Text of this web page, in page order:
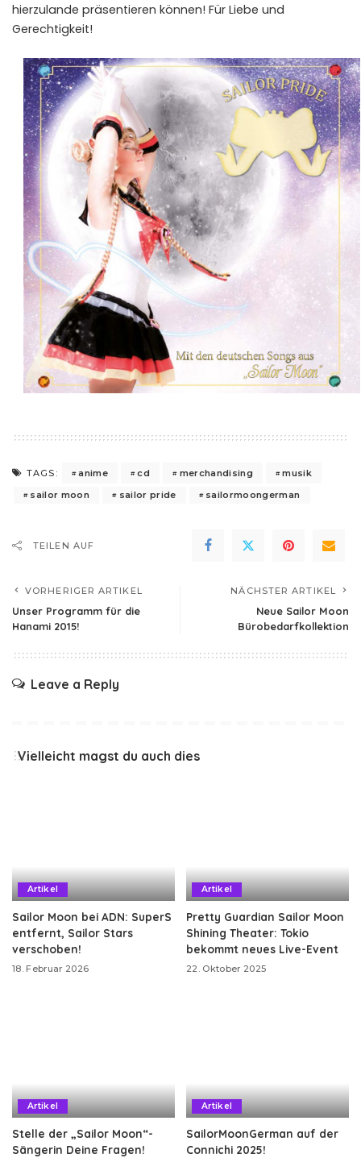
hierzulande präsentieren können! Für Liebe und
Gerechtigkeit!
TAGS: anime cd merchandising
musik
sailor moon
sailor pride sailormoongerman
TEILEN AUF
VORHERIGER ARTIKEL
Unser Programm für die
Hanami 2015!
NÄCHSTER ARTIKEL
Neue Sailor Moon
Bürobedarfkollektion
Leave a Reply
Vielleicht magst du auch dies
Artikel
Sailor Moon bei ADN: SuperS
entfernt, Sailor Stars
verschoben!
18. Februar 2026
Artikel
Pretty Guardian Sailor Moon
Shining Theater: Tokio
bekommt neues Live-Event
22. Oktober 2025
Artikel
Stelle der „Sailor Moon“-
Sängerin Deine Fragen!
Artikel
SailorMoonGerman auf der
Connichi 2025!